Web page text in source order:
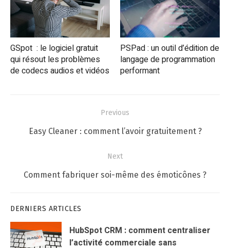
GSpot : le logiciel gratuit
qui résout les problèmes
de codecs audios et vidéos
PSPad : un outil d’édition de
langage de programmation
performant
Previous
Previous
Easy Cleaner : comment l’avoir gratuitement ?
Next
Next
Comment fabriquer soi-même des émoticônes ?
DERNIERS ARTICLES
HubSpot CRM : comment centraliser
l’activité commerciale sans